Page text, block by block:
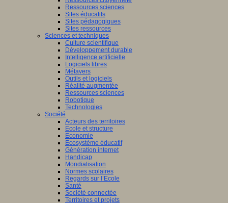
Ressources sciences
Sites éducatifs
Sites pédagogiques
Sites ressources
Sciences et techniques
Culture scientifique
Développement durable
Intelligence artificielle
Logiciels libres
Métavers
Outils et logiciels
Réalité augmentée
Ressources sciences
Robotique
Technologies
Société
Acteurs des territoires
Ecole et structure
Economie
Ecosystème éducatif
Génération internet
Handicap
Mondialisation
Normes scolaires
Regards sur l’Ecole
Santé
Société connectée
Territoires et projets